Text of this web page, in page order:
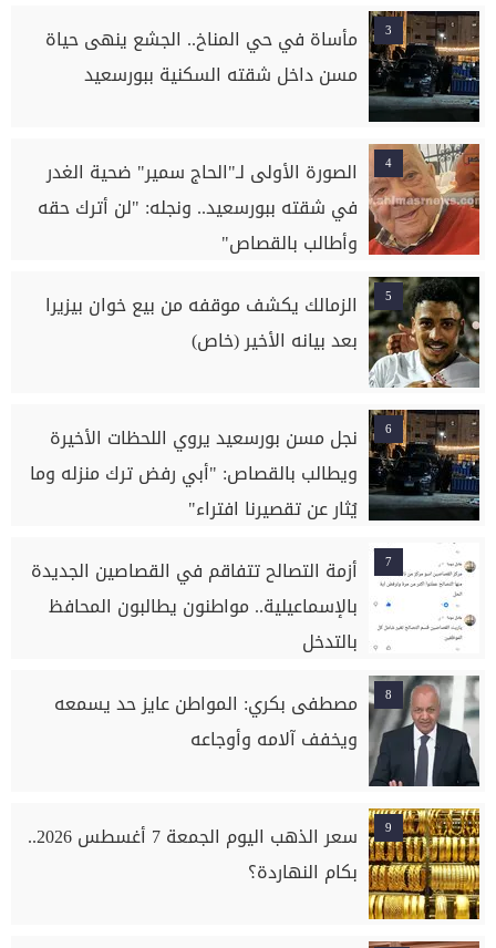
3
مأساة في حي المناخ.. الجشع ينهى حياة
مسن داخل شقته السكنية ببورسعيد
4
الصورة الأولى لـ"الحاج سمير" ضحية الغدر
في شقته ببورسعيد.. ونجله: "لن أترك حقه
وأطالب بالقصاص"
5
الزمالك يكشف موقفه من بيع خوان بيزيرا
بعد بيانه الأخير (خاص)
6
نجل مسن بورسعيد يروي اللحظات الأخيرة
ويطالب بالقصاص: "أبي رفض ترك منزله وما
يُثار عن تقصيرنا افتراء"
7
أزمة التصالح تتفاقم في القصاصين الجديدة
بالإسماعيلية.. مواطنون يطالبون المحافظ
بالتدخل
8
مصطفى بكري: المواطن عايز حد يسمعه
ويخفف آلامه وأوجاعه
9
سعر الذهب اليوم الجمعة 7 أغسطس 2026..
بكام النهاردة؟